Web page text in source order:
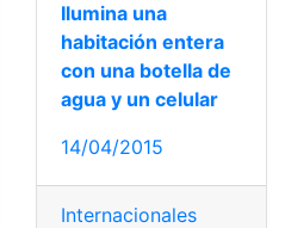
Ilumina una
habitación entera
con una botella de
agua y un celular
14/04/2015
Internacionales